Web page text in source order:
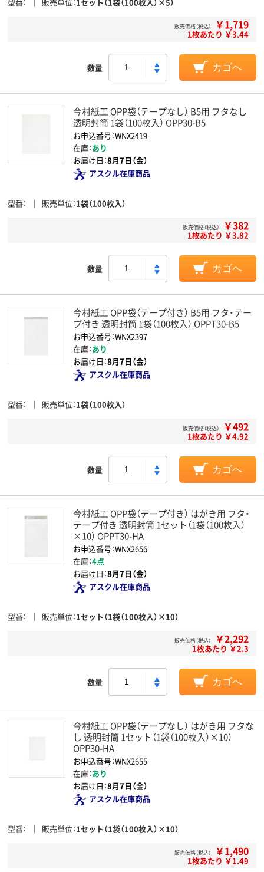
販売価格（税込） ￥1,719
1枚あたり ￥3.44
数量 カゴへ
今村紙工 OPP袋（テープなし） B5用 フタなし
透明封筒 1袋（100枚入） OPP30-B5
お申込番号：WNX2419
在庫：あり
お届け日：8月7日（金）
アスクル在庫商品
型番 販売単位 1袋（100枚入）
販売価格（税込） ￥382
1枚あたり ￥3.82
数量 カゴへ
今村紙工 OPP袋（テープ付き） B5用 フタ・テー
プ付き 透明封筒 1袋（100枚入） OPPT30-B5
お申込番号：WNX2397
在庫：あり
お届け日：8月7日（金）
アスクル在庫商品
型番 販売単位 1袋（100枚入）
販売価格（税込） ￥492
1枚あたり ￥4.92
数量 カゴへ
今村紙工 OPP袋（テープ付き） はがき用 フタ・
テープ付き 透明封筒 1セット（1袋（100枚入）
×10） OPPT30-HA
お申込番号：WNX2656
在庫：4点
お届け日：8月7日（金）
アスクル在庫商品
型番 販売単位 1セット（1袋（100枚入）×10）
販売価格（税込） ￥2,292
1枚あたり ￥2.3
数量 カゴへ
今村紙工 OPP袋（テープなし） はがき用 フタな
し 透明封筒 1セット（1袋（100枚入）×10）
OPP30-HA
お申込番号：WNX2655
在庫：あり
お届け日：8月7日（金）
アスクル在庫商品
型番 販売単位 1セット（1袋（100枚入）×10）
販売価格（税込） ￥1,490
1枚あたり ￥1.49